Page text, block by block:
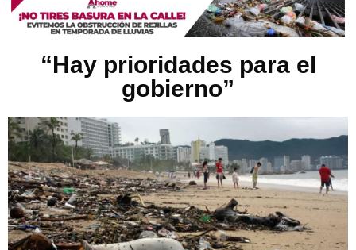
“Hay prioridades para el
gobierno”